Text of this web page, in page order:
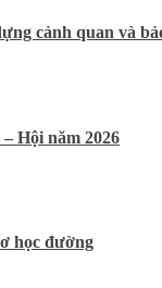
cảnh quan và
Hội năm 2026
học đường